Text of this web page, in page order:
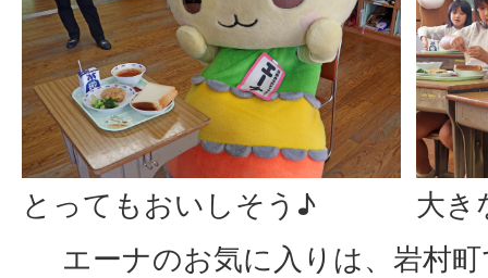
とってもおいしそう♪
大き
エーナのお気に入りは、岩村